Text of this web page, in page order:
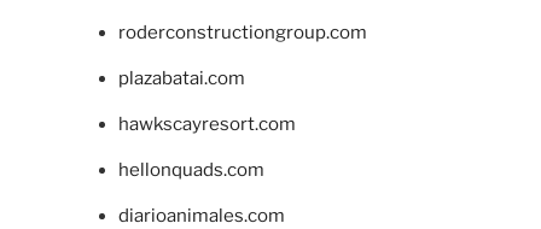
roderconstructiongroup.com
plazabatai.com
hawkscayresort.com
hellonquads.com
diarioanimales.com